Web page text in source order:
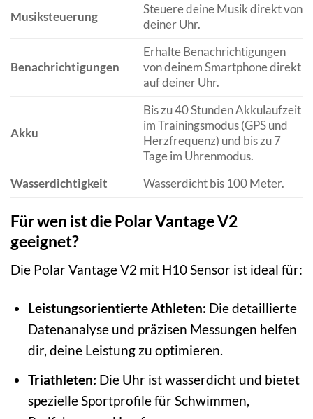
Musiksteuerung
Steuere deine Musik direkt von
deiner Uhr.
Benachrichtigungen
Erhalte Benachrichtigungen
von deinem Smartphone direkt
auf deiner Uhr.
Akku
Bis zu 40 Stunden Akkulaufzeit
im Trainingsmodus (GPS und
Herzfrequenz) und bis zu 7
Tage im Uhrenmodus.
Wasserdichtigkeit
Wasserdicht bis 100 Meter.
Für wen ist die Polar Vantage V2
geeignet?
Die Polar Vantage V2 mit H10 Sensor ist ideal für:
Leistungsorientierte Athleten: Die detaillierte
Datenanalyse und präzisen Messungen helfen
dir, deine Leistung zu optimieren.
Triathleten: Die Uhr ist wasserdicht und bietet
spezielle Sportprofile für Schwimmen,